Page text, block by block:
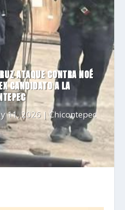
ATAQUE CONTRA NOÉ
CANDIDATO A LA
11, 2026|Chicontepec